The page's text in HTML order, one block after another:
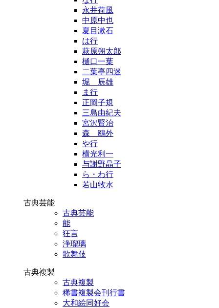
永井荷風
中原中也
夏目漱石
は行
萩原朔太郎
樋口一葉
二葉亭四迷
堀 辰雄
ま行
正岡子規
三島由紀夫
宮沢賢治
森 鴎外
や行
横光利一
与謝野晶子
ら・わ行
若山牧水
古典芸能
古典芸能
能
狂言
浄瑠璃
歌舞伎
古典複製
古典複製
稀書複製会刊行書
大和絵同好会